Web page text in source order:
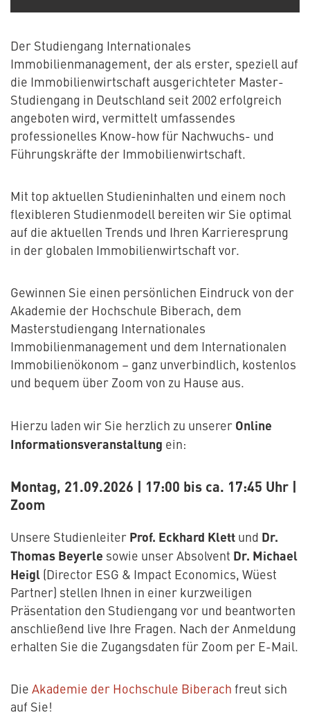
Der Studiengang Internationales
Immobilienmanagement, der als erster, speziell auf
die Immobilienwirtschaft ausgerichteter Master-
Studiengang in Deutschland seit 2002 erfolgreich
angeboten wird, vermittelt umfassendes
professionelles Know-how für Nachwuchs- und
Führungskräfte der Immobilienwirtschaft.
Mit top aktuellen Studieninhalten und einem noch
flexibleren Studienmodell bereiten wir Sie optimal
auf die aktuellen Trends und Ihren Karrieresprung
in der globalen Immobilienwirtschaft vor.
Gewinnen Sie einen persönlichen Eindruck von der
Akademie der Hochschule Biberach, dem
Masterstudiengang Internationales
Immobilienmanagement und dem Internationalen
Immobilienökonom – ganz unverbindlich, kostenlos
und bequem über Zoom von zu Hause aus.
Hierzu laden wir Sie herzlich zu unserer Online
Informationsveranstaltung ein:
Montag, 21.09.2026 | 17:00 bis ca. 17:45 Uhr |
Zoom
Unsere Studienleiter Prof. Eckhard Klett und Dr.
Thomas Beyerle sowie unser Absolvent Dr. Michael
Heigl (Director ESG & Impact Economics, Wüest
Partner) stellen Ihnen in einer kurzweiligen
Präsentation den Studiengang vor und beantworten
anschließend live Ihre Fragen. Nach der Anmeldung
erhalten Sie die Zugangsdaten für Zoom per E-Mail.
Die Akademie der Hochschule Biberach freut sich
auf Sie!